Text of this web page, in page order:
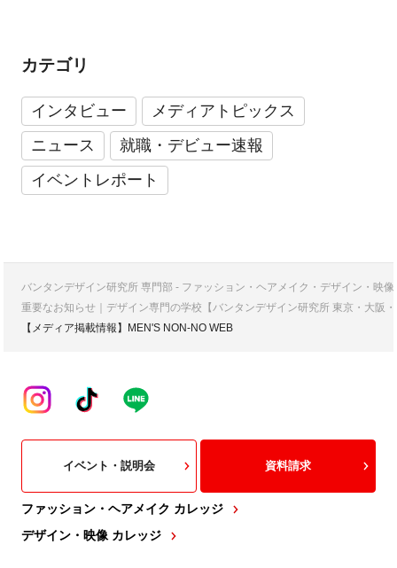
カテゴリ
インタビュー
メディアトピックス
ニュース
就職・デビュー速報
イベントレポート
バンタンデザイン研究所 専門部 - ファッション・ヘアメイク・デザイン・映
重要なお知らせ｜デザイン専門の学校【バンタンデザイン研究所 東京・大阪
【メディア掲載情報】MEN'S NON-NO WEB
ファッション・ヘアメイク カレッジ
デザイン・映像 カレッジ
イベント・説明会 資料請求